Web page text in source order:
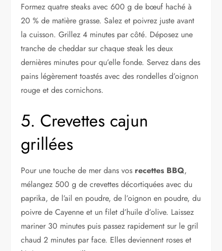
Formez quatre steaks avec 600 g de bœuf haché à
20 % de matière grasse. Salez et poivrez juste avant
la cuisson. Grillez 4 minutes par côté. Déposez une
tranche de cheddar sur chaque steak les deux
dernières minutes pour qu’elle fonde. Servez dans des
pains légèrement toastés avec des rondelles d’oignon
rouge et des cornichons.
5. Crevettes cajun
grillées
Pour une touche de mer dans vos recettes BBQ,
mélangez 500 g de crevettes décortiquées avec du
paprika, de l’ail en poudre, de l’oignon en poudre, du
poivre de Cayenne et un filet d’huile d’olive. Laissez
mariner 30 minutes puis passez rapidement sur le gril
chaud 2 minutes par face. Elles deviennent roses et